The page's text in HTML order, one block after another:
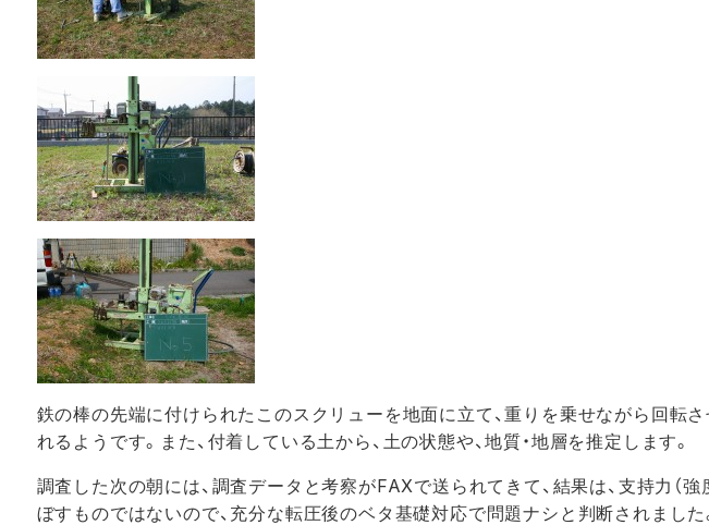
鉄の棒の先端に付けられたこのスクリューを地面に立て、重りを乗せながら回転
れるようです。また、付着している土から、土の状態や、地質・地層を推定します。
調査した次の朝には、調査データと考察がFAXで送られてきて、結果は、支持力（強
ぼすものではないので、充分な転圧後のベタ基礎対応で問題ナシと判断されました